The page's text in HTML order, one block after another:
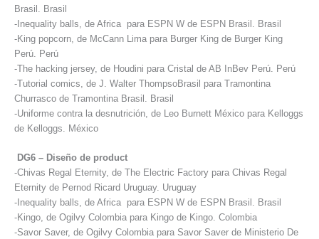
Brasil. Brasil
-Inequality balls, de Africa para ESPN W de ESPN Brasil. Brasil
-King popcorn, de McCann Lima para Burger King de Burger King
Perú. Perú
-The hacking jersey, de Houdini para Cristal de AB InBev Perú. Perú
-Tutorial comics, de J. Walter ThompsoBrasil para Tramontina
Churrasco de Tramontina Brasil. Brasil
-Uniforme contra la desnutrición, de Leo Burnett México para Kelloggs
de Kelloggs. México
DG6 – Diseño de product
-Chivas Regal Eternity, de The Electric Factory para Chivas Regal
Eternity de Pernod Ricard Uruguay. Uruguay
-Inequality balls, de Africa para ESPN W de ESPN Brasil. Brasil
-Kingo, de Ogilvy Colombia para Kingo de Kingo. Colombia
-Savor Saver, de Ogilvy Colombia para Savor Saver de Ministerio De